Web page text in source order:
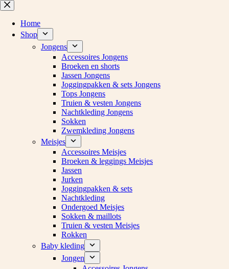
Ga
naar
inhoud
Home
Shop
Jongens
Accessoires Jongens
Broeken en shorts
Jassen Jongens
Joggingpakken & sets Jongens
Tops Jongens
Truien & vesten Jongens
Nachtkleding Jongens
Sokken
Zwemkleding Jongens
Meisjes
Accessoires Meisjes
Broeken & leggings Meisjes
Jassen
Jurken
Joggingpakken & sets
Nachtkleding
Ondergoed Meisjes
Sokken & maillots
Truien & vesten Meisjes
Rokken
Baby kleding
Jongen